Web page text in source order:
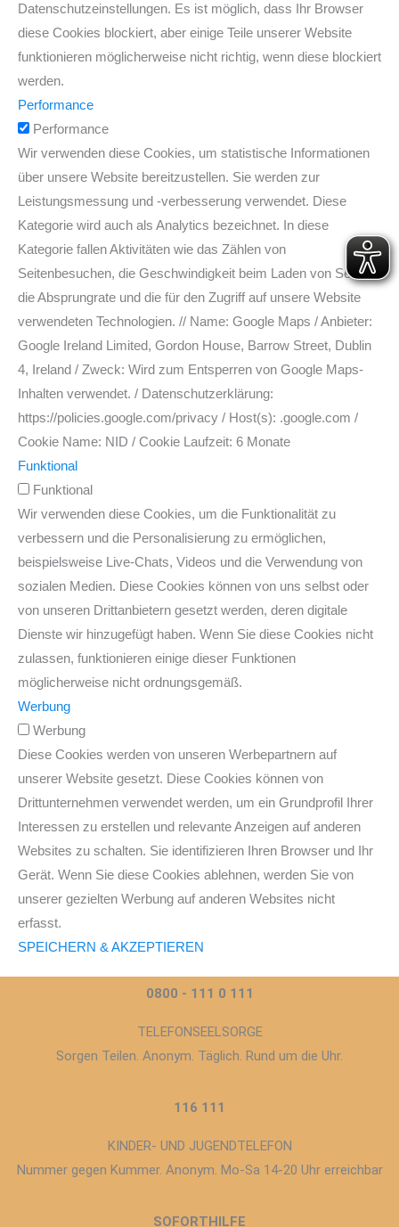
Datenschutzeinstellungen. Es ist möglich, dass Ihr Browser
diese Cookies blockiert, aber einige Teile unserer Website
funktionieren möglicherweise nicht richtig, wenn diese blockiert
werden.
Performance
Performance
Wir verwenden diese Cookies, um statistische Informationen
über unsere Website bereitzustellen. Sie werden zur
Leistungsmessung und -verbesserung verwendet. Diese
Kategorie wird auch als Analytics bezeichnet. In diese
Kategorie fallen Aktivitäten wie das Zählen von
Seitenbesuchen, die Geschwindigkeit beim Laden von Seiten,
die Absprungrate und die für den Zugriff auf unsere Website
verwendeten Technologien. // Name: Google Maps / Anbieter:
Google Ireland Limited, Gordon House, Barrow Street, Dublin
4, Ireland / Zweck: Wird zum Entsperren von Google Maps-
Inhalten verwendet. / Datenschutzerklärung:
https://policies.google.com/privacy / Host(s): .google.com /
Cookie Name: NID / Cookie Laufzeit: 6 Monate
Funktional
Funktional
Wir verwenden diese Cookies, um die Funktionalität zu
verbessern und die Personalisierung zu ermöglichen,
beispielsweise Live-Chats, Videos und die Verwendung von
sozialen Medien. Diese Cookies können von uns selbst oder
von unseren Drittanbietern gesetzt werden, deren digitale
Dienste wir hinzugefügt haben. Wenn Sie diese Cookies nicht
zulassen, funktionieren einige dieser Funktionen
möglicherweise nicht ordnungsgemäß.
Werbung
Werbung
Diese Cookies werden von unseren Werbepartnern auf
unserer Website gesetzt. Diese Cookies können von
Drittunternehmen verwendet werden, um ein Grundprofil Ihrer
Interessen zu erstellen und relevante Anzeigen auf anderen
Websites zu schalten. Sie identifizieren Ihren Browser und Ihr
Gerät. Wenn Sie diese Cookies ablehnen, werden Sie von
unserer gezielten Werbung auf anderen Websites nicht
erfasst.
SPEICHERN & AKZEPTIEREN
0800 - 111 0 111
TELEFONSEELSORGE
Sorgen Teilen. Anonym. Täglich. Rund um die Uhr.
116 111
KINDER- UND JUGENDTELEFON
Nummer gegen Kummer. Anonym. Mo-Sa 14-20 Uhr erreichbar
SOFORTHILFE